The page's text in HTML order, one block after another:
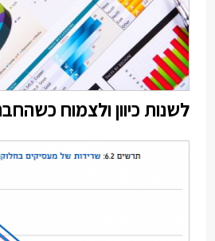
לשנות כיוון ולצמוח